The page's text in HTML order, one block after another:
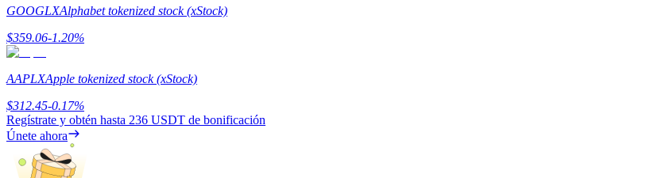
Power Piggy
Gana recompensas competitivas diariamente
GOOGLXAlphabet tokenized stock (xStock)
$359.06-1.20%
AAPLXApple tokenized stock (xStock)
$312.45-0.17%
Regístrate y obtén hasta 236 USDT de bonificación
Únete ahora